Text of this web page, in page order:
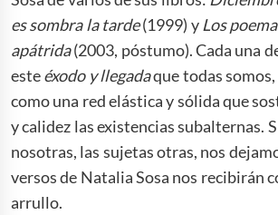
es sombra la tarde(1999) y Los
apátrida(2003, póstumo). Cada una
esteéxodo y llegadaque todas somos,
como una red elástica y sólida que
y calidez las existencias subalternas.
nosotras, las sujetas otras, nos
versos de Natalia Sosa nos recibirán
arrullo.